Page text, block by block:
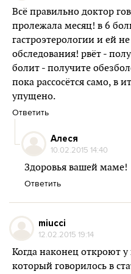
Всё правильно доктор
пролежала месяц! в 6
гастроэтерологии и ей
обследования! рвёт -
болит - получите
пока рассосётся само, в
упущено.
Ответить
Алеся
10.02.2015 14:40
Здоровья вашей маме!
Ответить
miucci
12.02.2015 19:14
Когда наконец откроют
который говорилось в